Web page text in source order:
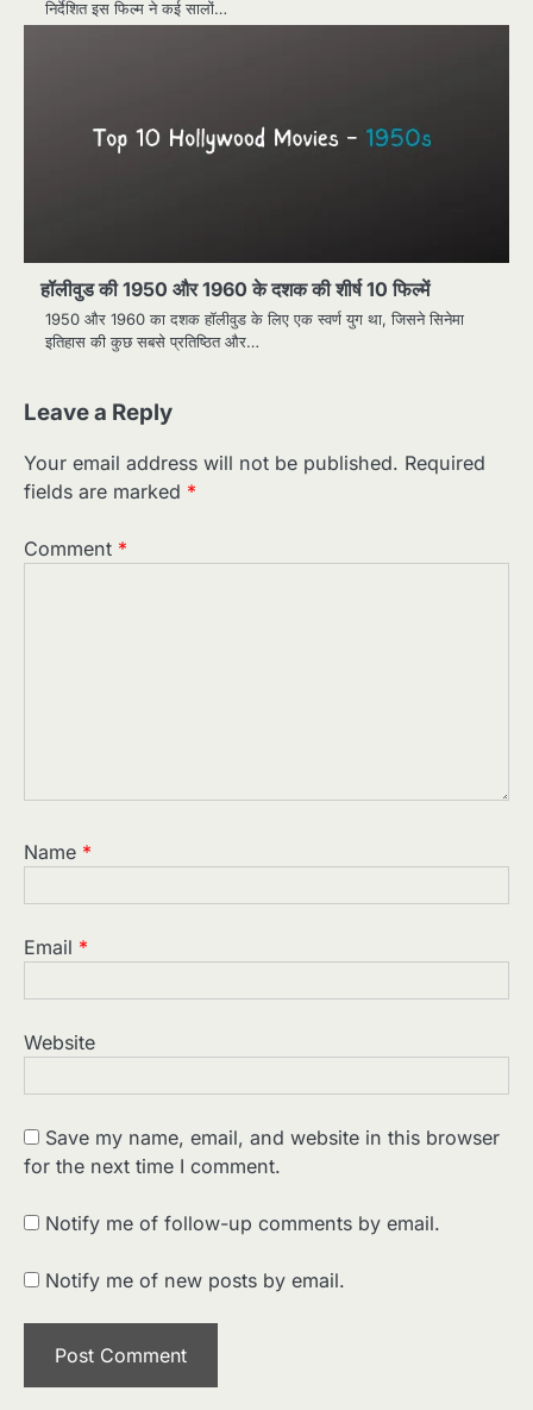
निर्देशित इस फिल्म ने कई सालों…
हॉलीवुड की 1950 और 1960 के दशक की शीर्ष 10 फिल्में
1950 और 1960 का दशक हॉलीवुड के लिए एक स्वर्ण युग था, जिसने सिनेमा
इतिहास की कुछ सबसे प्रतिष्ठित और…
Leave a Reply
Your email address will not be published. Required
fields are marked *
Comment *
Name *
Email *
Website
Save my name, email, and website in this browser
for the next time I comment.
Notify me of follow-up comments by email.
Notify me of new posts by email.
2
Sonaley Jain
3
The Last Command (1928) Review
Sonaley Jain